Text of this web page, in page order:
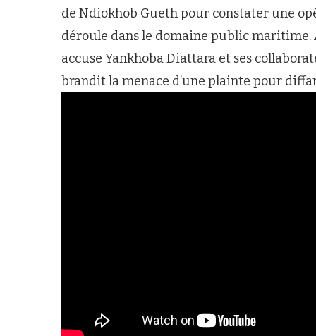
de Ndiokhob Gueth pour constater une
déroule dans le domaine public
accuse Yankhoba Diattara et ses
brandit la menace d’une plainte pour